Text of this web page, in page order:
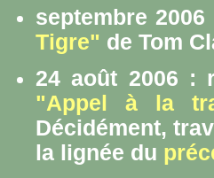
septembre
Tigre" de Tom
24 août 2006 :
"Appel à la
Décidément,
la lignée du